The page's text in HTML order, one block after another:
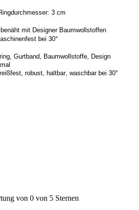
3 cm
benäht mit Designer Baumwollstoffen
bei 30°
Gurtband, Baumwollstoffe, Design
robust, haltbar, waschbar bei 30°
von 0 von 5 Sternen